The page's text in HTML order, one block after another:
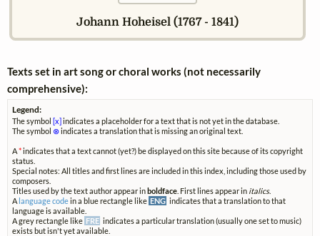
Johann Hoheisel (1767 - 1841)
Texts set in art song or choral works (not necessarily
comprehensive):
Legend:
The symbol[x]indicates a placeholder for a text that is not yet in the database.
The symbol ⊗indicates a translation that is missing an original text.
A*indicates that a text cannot (yet?) be displayed on this site because of its copyright
status.
Special notes: All titles and first lines are included in this index, including those used by
composers.
Titles used by the text author appear inboldface . First lines appear in italics.
A language codein a blue rectangle like ENG indicates that a translation to that
language is available.
A grey rectangle like FRE indicates a particular translation (usually one set to music)
exists but isn't yet available.